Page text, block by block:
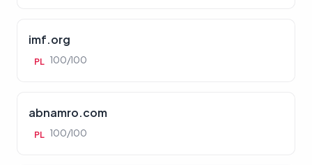
imf.org
PL 100/100
abnamro.com
PL 100/100